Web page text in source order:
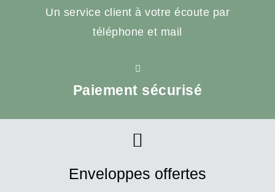
Un service client à votre écoute par
téléphone et mail
Paiement sécurisé
Enveloppes offertes